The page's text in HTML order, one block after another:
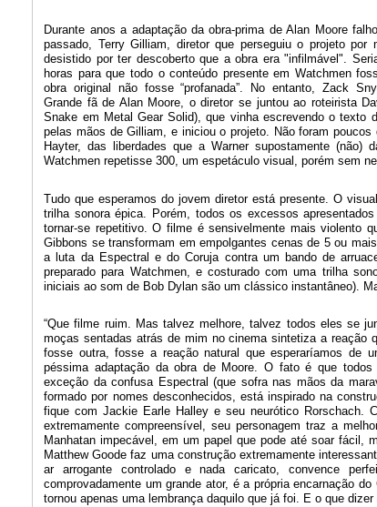
Durante anos a adaptação da obra-prima de Alan Moore
passado, Terry Gilliam, diretor que perseguiu o projeto
desistido por ter descoberto que a obra era "infilmável".
horas para que todo o conteúdo presente em Watchmen
obra original não fosse “profanada”. No entanto, Zack
Grande fã de Alan Moore, o diretor se juntou ao roteirista
Snake em Metal Gear Solid), que vinha escrevendo o texto
pelas mãos de Gilliam, e iniciou o projeto. Não foram
Hayter, das liberdades que a Warner supostamente
Watchmen repetisse 300, um espetáculo visual, porém sem
Tudo que esperamos do jovem diretor está presente. O
trilha sonora épica. Porém, todos os excessos
tornar-se repetitivo. O filme é sensivelmente mais violento
Gibbons se transformam em empolgantes cenas de 5 ou
a luta da Espectral e do Coruja contra um bando de
preparado para Watchmen, e costurado com uma trilha
iniciais ao som de Bob Dylan são um clássico instantâneo).
“Que filme ruim. Mas talvez melhore, talvez todos eles se
moças sentadas atrás de mim no cinema sintetiza a
fosse outra, fosse a reação natural que esperaríamos de
péssima adaptação da obra de Moore. O fato é que
exceção da confusa Espectral (que sofra nas mãos da
formado por nomes desconhecidos, está inspirado na
fique com Jackie Earle Halley e seu neurótico Rorschach.
extremamente compreensível, seu personagem traz a
Manhatan impecável, em um papel que pode até soar fácil,
Matthew Goode faz uma construção extremamente
ar arrogante controlado e nada caricato, convence
comprovadamente um grande ator, é a própria encarnação
tornou apenas uma lembrança daquilo que já foi. E o que